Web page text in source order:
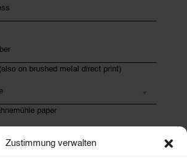
Zustimmung verwalten
on brushed metal direct print)
paper